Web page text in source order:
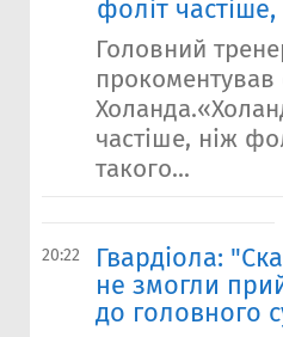
фоліт
Головний
прокоментував
частіше, ніж
такого...
20:22
Гвардіола:
не змогли
до головного